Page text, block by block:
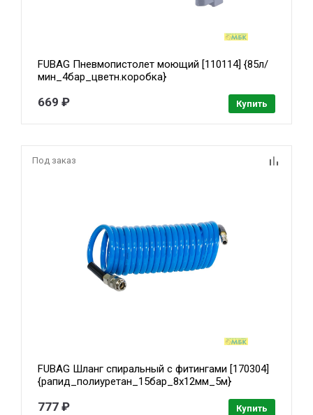
FUBAG Пневмопистолет моющий [110114] {85л/
мин_4бар_цветн.коробка}
669 ₽ Купить
Под заказ
FUBAG Шланг спиральный с фитингами [170304]
{рапид_полиуретан_15бар_8х12мм_5м}
777 ₽ Купить